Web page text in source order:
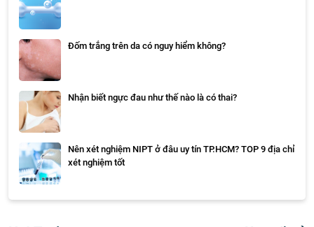
Đốm trắng trên da có nguy hiểm không?
Nhận biết ngực đau như thế nào là có thai?
Nên xét nghiệm NIPT ở đâu uy tín TP.HCM? TOP 9 địa chỉ
xét nghiệm tốt